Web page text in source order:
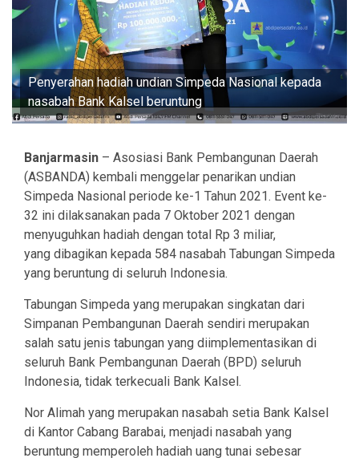
Penyerahan hadiah undian Simpeda Nasional kepada
nasabah Bank Kalsel beruntung
Banjarmasin – Asosiasi Bank Pembangunan Daerah
(ASBANDA) kembali menggelar penarikan undian
Simpeda Nasional periode ke-1 Tahun 2021. Event ke-
32 ini dilaksanakan pada 7 Oktober 2021 dengan
menyuguhkan hadiah dengan total Rp 3 miliar,
yang dibagikan kepada 584 nasabah Tabungan Simpeda
yang beruntung di seluruh Indonesia.
Tabungan Simpeda yang merupakan singkatan dari
Simpanan Pembangunan Daerah sendiri merupakan
salah satu jenis tabungan yang diimplementasikan di
seluruh Bank Pembangunan Daerah (BPD) seluruh
Indonesia, tidak terkecuali Bank Kalsel.
Nor Alimah yang merupakan nasabah setia Bank Kalsel
di Kantor Cabang Barabai, menjadi nasabah yang
beruntung memperoleh hadiah uang tunai sebesar